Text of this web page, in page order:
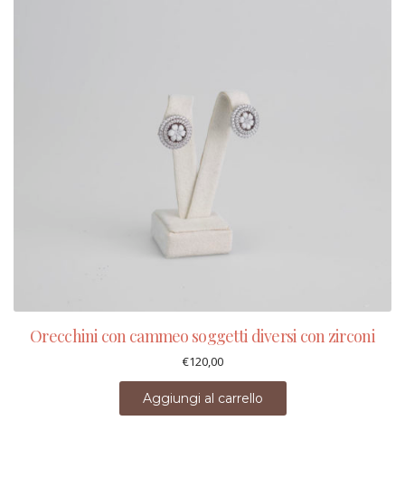
Orecchini con cammeo soggetti diversi con zirconi
€120,00
Aggiungi al carrello